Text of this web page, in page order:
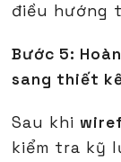
điều hướng
Bước 5:
sang thiết
Sau khi
kiểm tra kỹ